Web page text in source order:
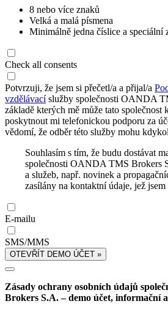
8 nebo více znaků
Velká a malá písmena
Minimálně jedna číslice a speciální
Check all consents
Potvrzuji, že jsem si přečetl/a a přijal/a
vzdělávacíslužby společnosti OANDA
základě kterých mě může tato společnost
poskytnout mi telefonickou podporu za
vědomí, že odběr této služby mohu
Souhlasím s tím, že budu dostávat
společnosti OANDA TMS Brokers
a služeb, např. novinek a
zasílány na kontaktní údaje, jež
E-mailu
SMS/MMS
OTEVŘÍT DEMO ÚČET »
Zásady ochrany osobních údajů
Brokers S.A. – demo účet, informační